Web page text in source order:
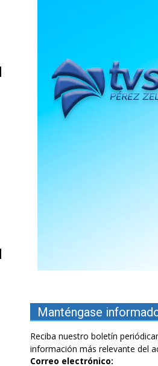
Manténgase
Reciba nuestro boletín
información más relevante del
Correo electrónico: